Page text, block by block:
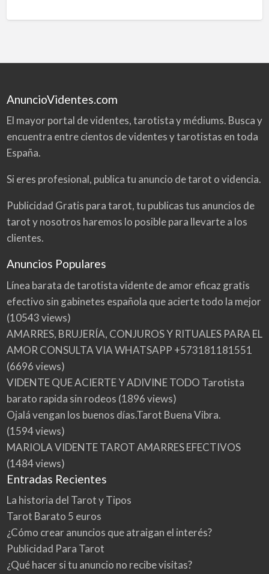
AnuncioVidentes.com
El mayor portal de videntes, tarotista y médiums. Busca y
encuentra entre cientos de videntes y tarotistas en toda
España.
Si eres profesional, publica tu anuncio de tarot o videncia.
Publicidad Gratis para tarot, tu publicas tus anuncios de
tarot y nosotros haremos lo posible para llevarte a los
clientes.
Anuncios Populares
Línea barata de tarotista vidente de amor eficaz gratis
efectivo sin gabinetes española que acierte todo la mejor
(10543 views)
AMARRES, BRUJERÍA, CONJUROS Y RITUALES PARA EL
AMOR CONSULTA VIA WHATSAPP +573181181551
(6696 views)
VIDENTE QUE ACIERTE Y ADIVINE TODO Tarotista
barato rapida sin rodeos (1896 views)
Ojalá vengan los buenos días.Tarot Buena Vibra.
(1594 views)
MARIOLA VIDENTE TAROT AMARRES EFECTIVOS
(1484 views)
Entradas Recientes
La historia del Tarot y Tipos
Tarot Barato 5 euros
¿Cómo crear anuncios que atraigan el interés?
Publicidad Para Tarot
¿Qué hacer si tu anuncio no recibe visitas?